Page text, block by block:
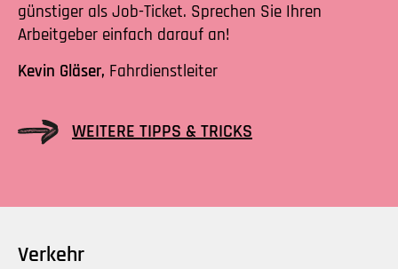
günstiger als Job-Ticket. Sprechen Sie Ihren
Arbeitgeber einfach darauf an!
Kevin Gläser, Fahrdienstleiter
WEITERE TIPPS & TRICKS
Verkehr